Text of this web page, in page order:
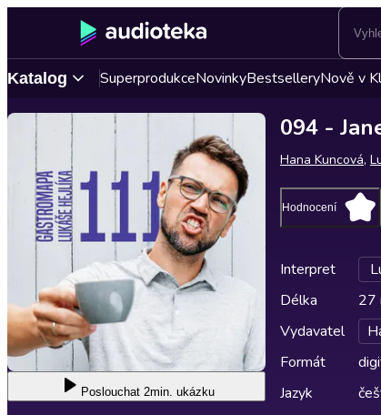
Katalog SuperprodukceNovinkyBestselleryNově v
Poslouchat 2min. ukázku
094 -
Hana Kuncová,
Hodnocení
Interpret
Délka
27
Vydavatel
Formát
Jazyk